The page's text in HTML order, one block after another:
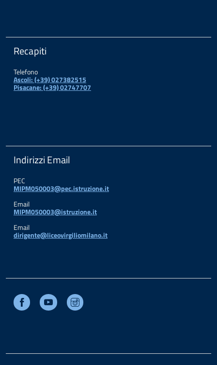
Recapiti
Telefono
Ascoli: (+39) 027382515
Pisacane: (+39) 02747707
Indirizzi Email
PEC
MIPM050003@pec.istruzione.it
Email
MIPM050003@istruzione.it
Email
dirigente@liceovirgiliomilano.it
Facebook Youtube